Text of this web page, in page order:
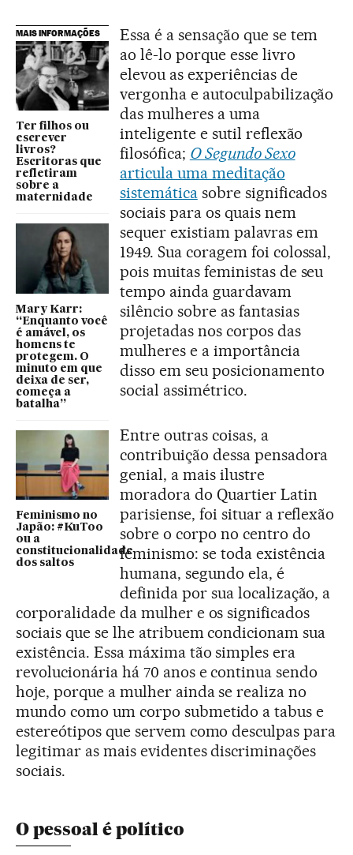
MAIS INFORMAÇÕES
Ter filhos ou
escrever
livros?
Escritoras que
refletiram
sobre a
maternidade
Mary Karr:
“Enquanto você
é amável, os
homens te
protegem. O
minuto em que
deixa de ser,
começa a
batalha”
Feminismo no
Japão: #KuToo
ou a
constitucionalidade
dos saltos
Essa é a sensação que se tem
ao lê-lo porque esse livro
elevou as experiências de
vergonha e autoculpabilização
das mulheres a uma
inteligente e sutil reflexão
filosófica; O Segundo Sexo
articula uma meditação
sistemáticasobre significados
sociais para os quais nem
sequer existiam palavras em
1949. Sua coragem foi colossal,
pois muitas feministas de seu
tempo ainda guardavam
silêncio sobre as fantasias
projetadas nos corpos das
mulheres e a importância
disso em seu posicionamento
social assimétrico.
Entre outras coisas, a
contribuição dessa pensadora
genial, a mais ilustre
moradora do Quartier Latin
parisiense, foi situar a reflexão
sobre o corpo no centro do
feminismo: se toda existência
humana, segundo ela, é
definida por sua localização, a
corporalidade da mulher e os significados
sociais que se lhe atribuem condicionam sua
existência. Essa máxima tão simples era
revolucionária há 70 anos e continua sendo
hoje, porque a mulher ainda se realiza no
mundo como um corpo submetido a tabus e
estereótipos que servem como desculpas para
legitimar as mais evidentes discriminações
sociais.
O pessoal é político